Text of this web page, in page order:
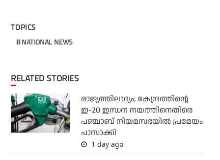
TOPICS
NATIONAL NEWS
RELATED STORIES
രാജ്യത്തിലാദ്യം; കേന്ദ്രത്തിന്റെ
ഇ-20 ഇന്ധന നയത്തിനെതിരെ
പഞ്ചാബ് നിയമസഭയില്‍ പ്രമേയം
പാസാക്കി
1 day ago